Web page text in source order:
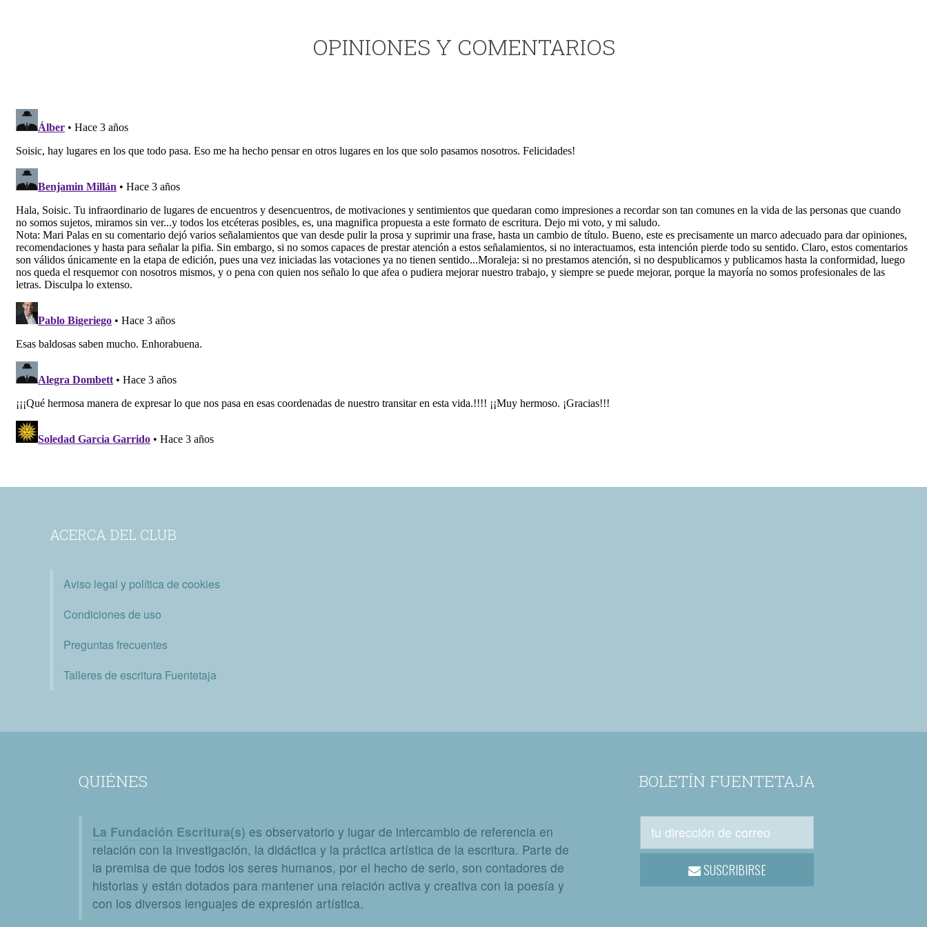
OPINIONES Y COMENTARIOS
ACERCA DEL CLUB
Aviso legal y política de cookies
Condiciones de uso
Preguntas frecuentes
Talleres de escritura Fuentetaja
QUIÉNES
La Fundación Escritura(s) es observatorio y lugar de intercambio de referencia en
relación con la investigación, la didáctica y la práctica artística de la escritura. Parte de
la premisa de que todos los seres humanos, por el hecho de serlo, son contadores de
historias y están dotados para mantener una relación activa y creativa con la poesía y
con los diversos lenguajes de expresión artística.
BOLETÍN FUENTETAJA
SUSCRIBIRSE